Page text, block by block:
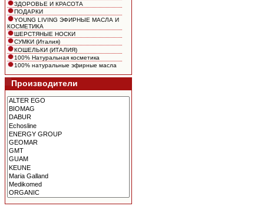
ЗДОРОВЬЕ И КРАСОТА
ПОДАРКИ
YOUNG LIVING ЭФИРНЫЕ МАСЛА И
КОСМЕТИКА
ШЕРСТЯНЫЕ НОСКИ
СУМКИ (Италия)
КОШЕЛЬКИ (ИТАЛИЯ)
100% Натуральная косметика
100% натуральные эфирные масла
Производители